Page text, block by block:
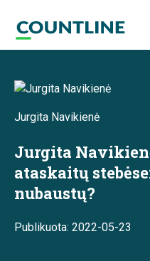
Jurgita Navikienė
Jurgita
ataskaitų
nubaustų?
Publikuota: 2022-05-23